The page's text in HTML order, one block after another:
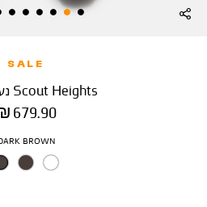
SALE
Scout Heights נעלי גברים
מחיר
מוצר
679.90 ₪
צבע
BROWN